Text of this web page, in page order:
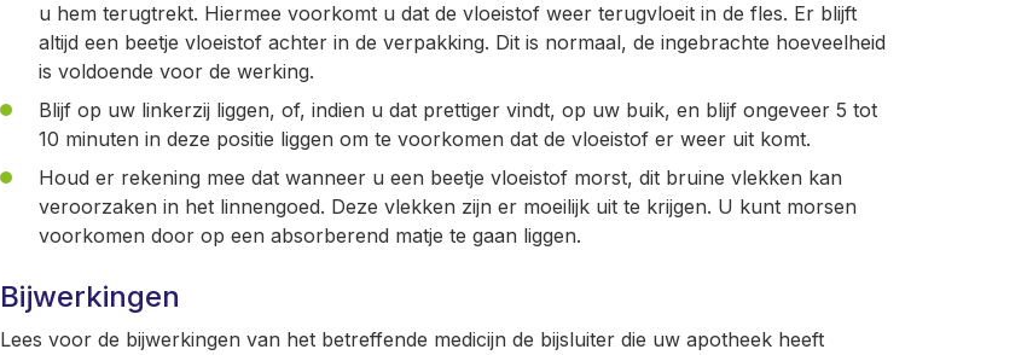
u hem terugtrekt. Hiermee voorkomt u dat de vloeistof weer terugvloeit in de fles. Er blijft
altijd een beetje vloeistof achter in de verpakking. Dit is normaal, de ingebrachte hoeveelheid
is voldoende voor de werking.
Blijf op uw linkerzij liggen, of, indien u dat prettiger vindt, op uw buik, en blijf ongeveer 5 tot
10 minuten in deze positie liggen om te voorkomen dat de vloeistof er weer uit komt.
Houd er rekening mee dat wanneer u een beetje vloeistof morst, dit bruine vlekken kan
veroorzaken in het linnengoed. Deze vlekken zijn er moeilijk uit te krijgen. U kunt morsen
voorkomen door op een absorberend matje te gaan liggen.
Bijwerkingen
Lees voor de bijwerkingen van het betreffende medicijn de bijsluiter die uw apotheek heeft